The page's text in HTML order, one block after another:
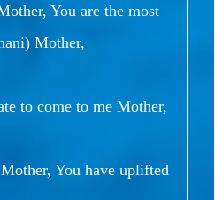
You are the most
Mother,
to come to me Mother,
You have uplifted